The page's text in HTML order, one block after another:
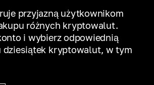
przyjazną użytkownikom
różnych kryptowalut.
i wybierz odpowiednią
dziesiątek kryptowalut, w tym